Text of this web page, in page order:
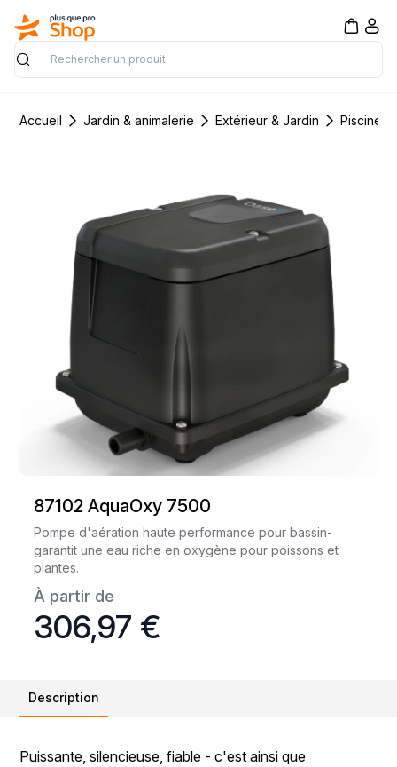
Rechercher
Accueil Jardin & animalerie Extérieur & Jardin Piscine &
87102 AquaOxy 7500
Pompe d'aération haute performance pour bassin-
garantit une eau riche en oxygène pour poissons et
plantes.
À partir de
306,97 €
Description
Puissante, silencieuse, fiable - c'est ainsi que